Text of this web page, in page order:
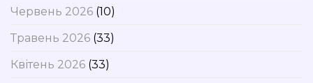
Червень 2026 (10)
Травень 2026 (33)
Квітень 2026 (33)